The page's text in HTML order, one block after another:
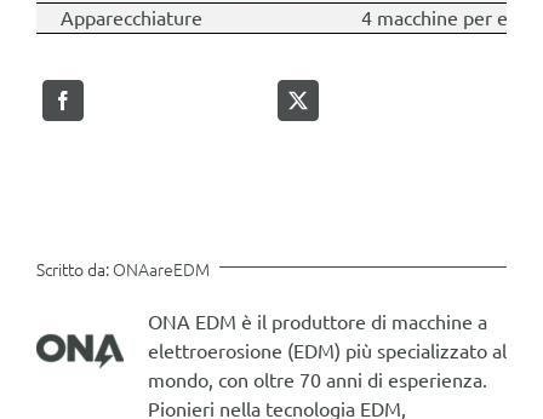
Apparecchiature
4 macchine per
Scritto da: ONAareEDM
ONA EDM è il produttore di macchine a
elettroerosione (EDM) più specializzato al
mondo, con oltre 70 anni di esperienza.
Pionieri nella tecnologia EDM,